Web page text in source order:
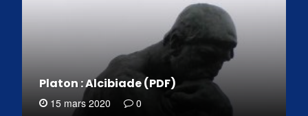
Platon : Alcibiade (PDF)
15 mars 2020 0